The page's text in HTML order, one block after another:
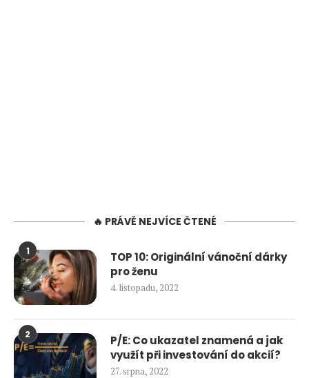
🔥 PRÁVĚ NEJVÍCE ČTENÉ
1
TOP 10: Originální vánoční dárky
pro ženu
4. listopadu, 2022
2
P/E: Co ukazatel znamená a jak
využít při investování do akcií?
27. srpna, 2022